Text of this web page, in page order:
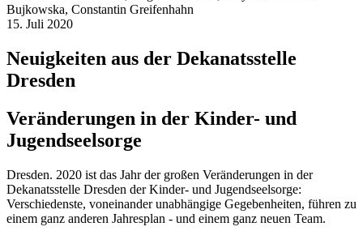
Bujkowska, Constantin Greifenhahn
15. Juli 2020
Neuigkeiten aus der Dekanatsstelle
Dresden
Veränderungen in der Kinder- und
Jugendseelsorge
Dresden. 2020 ist das Jahr der großen Veränderungen in der
Dekanatsstelle Dresden der Kinder- und Jugendseelsorge:
Verschiedenste, voneinander unabhängige Gegebenheiten, führen zu
einem ganz anderen Jahresplan - und einem ganz neuen Team.